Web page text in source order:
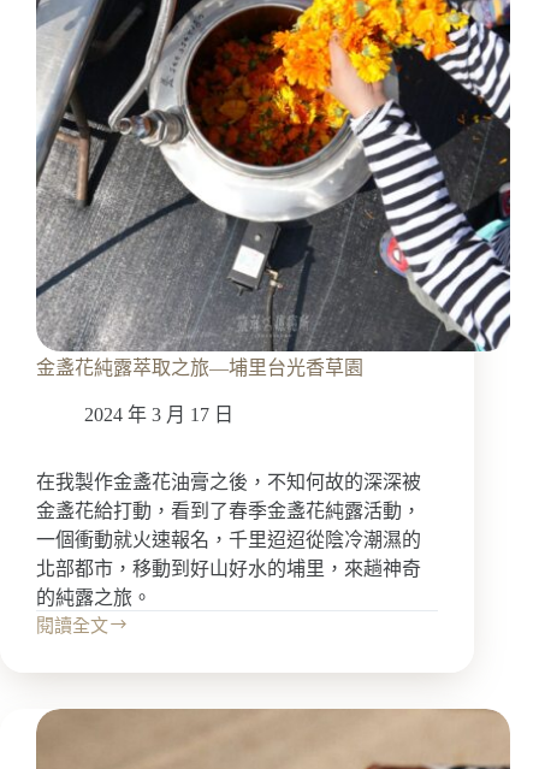
精
噴
霧，
自
屏
東
的
太
陽
與
泉
水
的
照
金盞花純露萃取之旅—埔里台光香草園
2024 年 3 月 17 日
在我製作金盞花油膏之後，不知何故的深深被
金盞花給打動，看到了春季金盞花純露活動，
一個衝動就火速報名，千里迢迢從陰冷潮濕的
北部都市，移動到好山好水的埔里，來趟神奇
的純露之旅。
閱讀全文
金
純
露